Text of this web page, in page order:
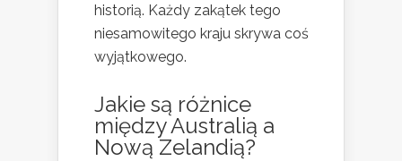
historią. Każdy zakątek tego
niesamowitego kraju skrywa coś
wyjątkowego.
Jakie są różnice
między Australią a
Nową Zelandią?